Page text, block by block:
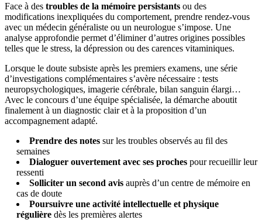
Face à des troubles de la mémoire persistants ou des
modifications inexpliquées du comportement, prendre rendez-vous
avec un médecin généraliste ou un neurologue s’impose. Une
analyse approfondie permet d’éliminer d’autres origines possibles
telles que le stress, la dépression ou des carences vitaminiques.
Lorsque le doute subsiste après les premiers examens, une série
d’investigations complémentaires s’avère nécessaire : tests
neuropsychologiques, imagerie cérébrale, bilan sanguin élargi…
Avec le concours d’une équipe spécialisée, la démarche aboutit
finalement à un diagnostic clair et à la proposition d’un
accompagnement adapté.
Prendre des notes sur les troubles observés au fil des
semaines
Dialoguer ouvertement avec ses proches pour recueillir leur
ressenti
Solliciter un second avis auprès d’un centre de mémoire en
cas de doute
Poursuivre une activité intellectuelle et physique
régulière dès les premières alertes